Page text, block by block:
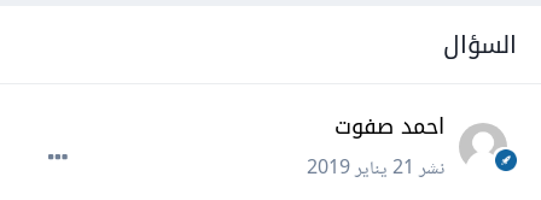
السؤال
احمد صفوت
نشر21 يناير 2019